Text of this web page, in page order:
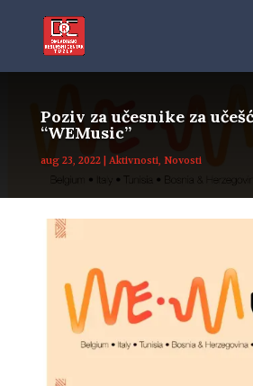
Poziv za učesnike za
“WEMusic”
aug 23, 2022| Aktivnosti, Novosti